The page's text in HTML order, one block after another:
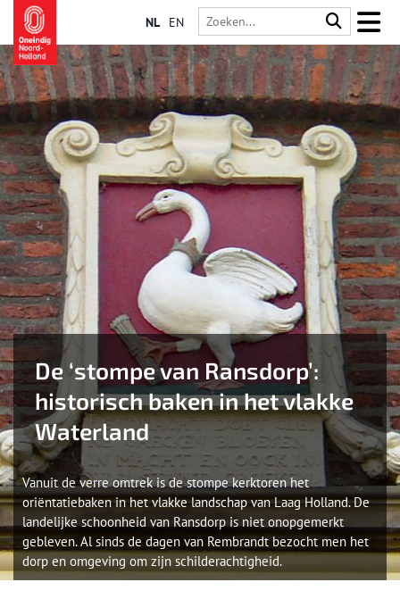
NL EN
De ‘stompe van Ransdorp’:
historisch baken in het vlakke
Waterland
Vanuit de verre omtrek is de stompe kerktoren het
oriëntatiebaken in het vlakke landschap van Laag Holland. De
landelijke schoonheid van Ransdorp is niet onopgemerkt
gebleven. Al sinds de dagen van Rembrandt bezocht men het
dorp en omgeving om zijn schilderachtigheid.